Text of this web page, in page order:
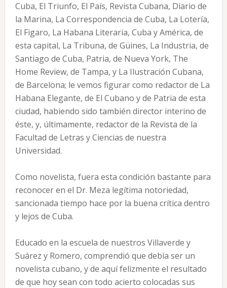
Cuba, El Triunfo, El País, Revista Cubana, Diario de
la Marina, La Correspondencia de Cuba, La Lotería,
El Figaro, La Habana Literaria, Cuba y América, de
esta capital, La Tribuna, de Güines, La Industria, de
Santiago de Cuba, Patria, de Nueva York, The
Home Review, de Tampa, y La Ilustración Cubana,
de Barcelona; le vemos figurar como redactor de La
Habana Elegante, de El Cubano y de Patria de esta
ciudad, habiendo sido también director interino de
éste, y, últimamente, redactor de la Revista de la
Facultad de Letras y Ciencias de nuestra
Universidad.
Como novelista, fuera esta condición bastante para
reconocer en el Dr. Meza legítima notoriedad,
sancionada tiempo hace por la buena crítica dentro
y lejos de Cuba.
Educado en la escuela de nuestros Villaverde y
Suárez y Romero, comprendió que debía ser un
novelista cubano, y de aquí felizmente el resultado
de que hoy sean con todo acierto colocadas sus